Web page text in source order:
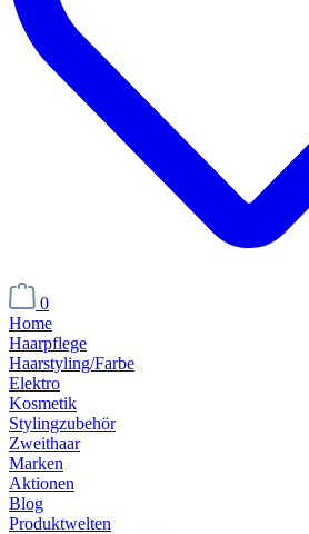
0
Home
Haarpflege
Haarstyling/Farbe
Elektro
Kosmetik
Stylingzubehör
Zweithaar
Marken
Aktionen
Blog
Produktwelten